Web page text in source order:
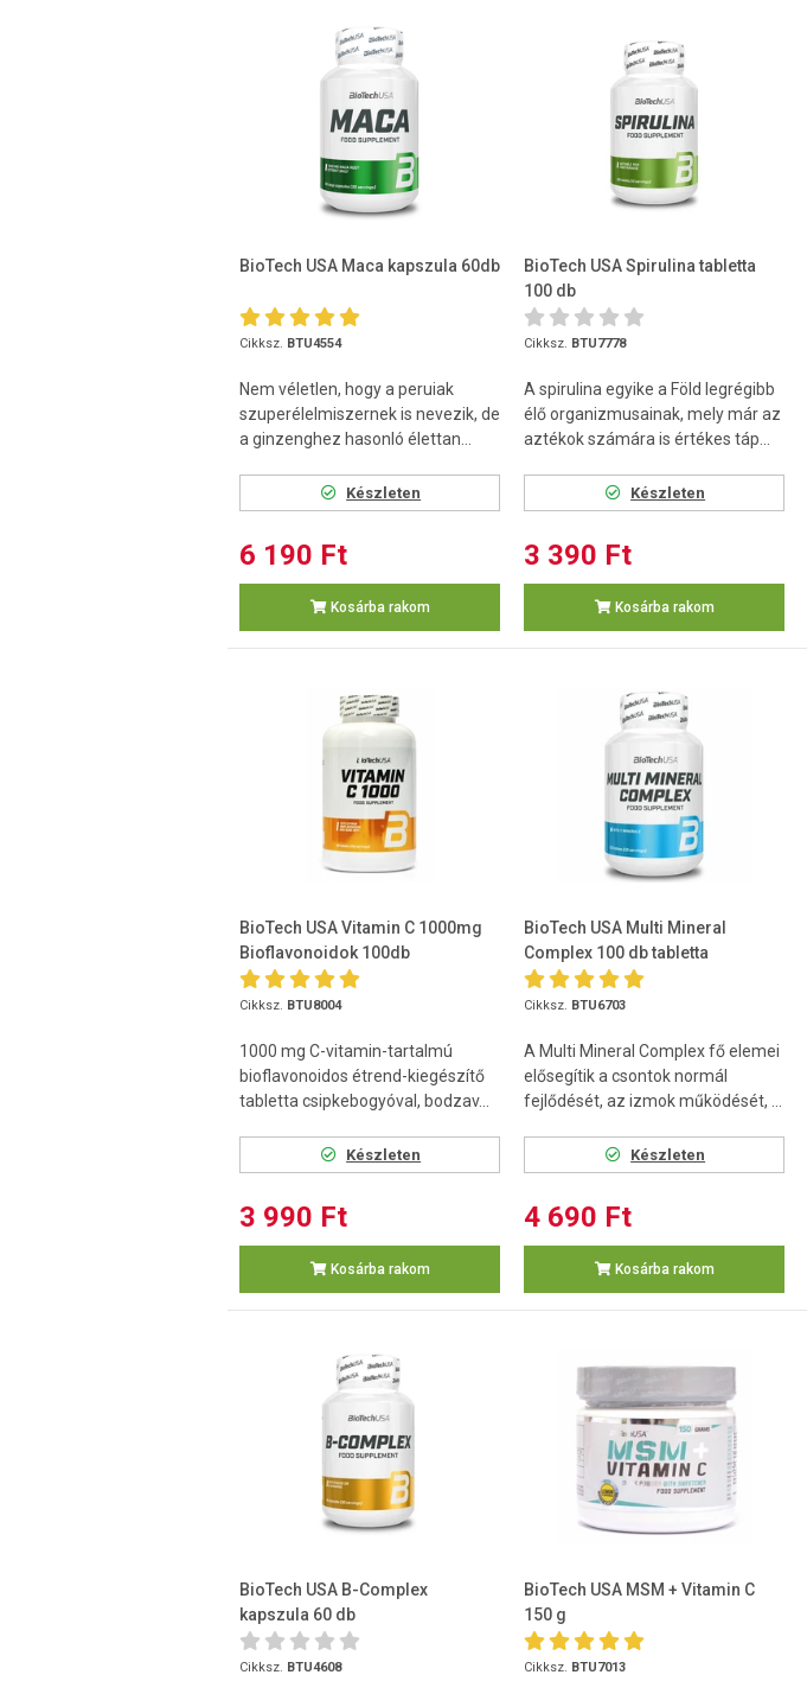
BioTech USA Maca kapszula 60db
Cikksz. BTU4554
Nem véletlen, hogy a peruiak
szuperélelmiszernek is nevezik, de
a ginzenghez hasonló élettan...
Készleten
6 190 Ft
Kosárba rakom
BioTech USA Spirulina tabletta
100 db
Cikksz. BTU7778
A spirulina egyike a Föld legrégibb
élő organizmusainak, mely már az
aztékok számára is értékes táp...
Készleten
3 390 Ft
Kosárba rakom
BioTech USA Vitamin C 1000mg
Bioflavonoidok 100db
Cikksz. BTU8004
1000 mg C-vitamin-tartalmú
bioflavonoidos étrend-kiegészítő
tabletta csipkebogyóval, bodzav...
Készleten
3 990 Ft
Kosárba rakom
BioTech USA Multi Mineral
Complex 100 db tabletta
Cikksz. BTU6703
A Multi Mineral Complex fő elemei
elősegítik a csontok normál
fejlődését, az izmok működését, ...
Készleten
4 690 Ft
Kosárba rakom
BioTech USA B-Complex
kapszula 60 db
Cikksz. BTU4608
BioTech USA MSM + Vitamin C
150 g
Cikksz. BTU7013